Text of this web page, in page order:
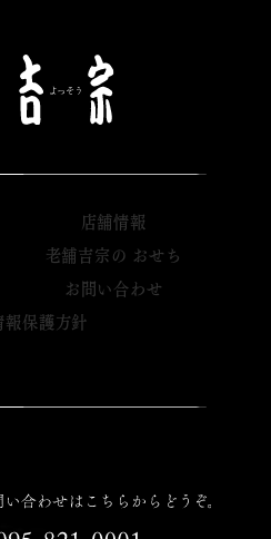
店舗情報
老舗吉宗の おせち
お問い合わせ
報保護方針